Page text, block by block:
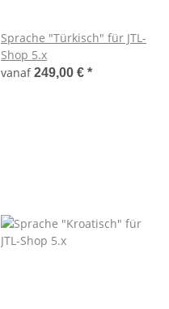
Sprache "Türkisch" für JTL-
Shop 5.x
vanaf249,00 € *